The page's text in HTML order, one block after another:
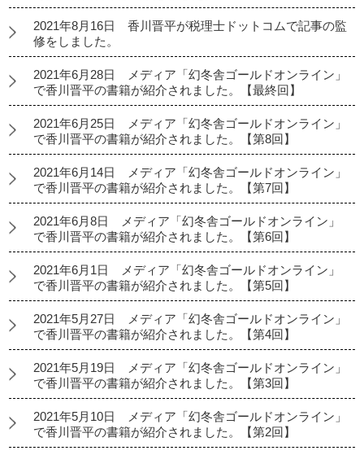
2021年8月16日 香川晋平が税理士ドットコムで記事の監
修をしました。
2021年6月28日 メディア「幻冬舎ゴールドオンライン」
で香川晋平の書籍が紹介されました。【最終回】
2021年6月25日 メディア「幻冬舎ゴールドオンライン」
で香川晋平の書籍が紹介されました。【第8回】
2021年6月14日 メディア「幻冬舎ゴールドオンライン」
で香川晋平の書籍が紹介されました。【第7回】
2021年6月8日 メディア「幻冬舎ゴールドオンライン」
で香川晋平の書籍が紹介されました。【第6回】
2021年6月1日 メディア「幻冬舎ゴールドオンライン」
で香川晋平の書籍が紹介されました。【第5回】
2021年5月27日 メディア「幻冬舎ゴールドオンライン」
で香川晋平の書籍が紹介されました。【第4回】
2021年5月19日 メディア「幻冬舎ゴールドオンライン」
で香川晋平の書籍が紹介されました。【第3回】
2021年5月10日 メディア「幻冬舎ゴールドオンライン」
で香川晋平の書籍が紹介されました。【第2回】